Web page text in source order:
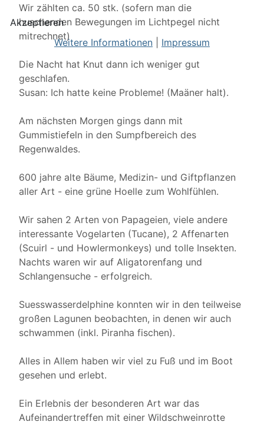
Wir zählten ca. 50 stk. (sofern man die
huschenden Bewegungen im Lichtpegel nicht
mitrechnet)
Die Nacht hat Knut dann ich weniger gut
geschlafen.
Susan: Ich hatte keine Probleme! (Maäner halt).
Am nächsten Morgen gings dann mit
Gummistiefeln in den Sumpfbereich des
Regenwaldes.
600 jahre alte Bäume, Medizin- und Giftpflanzen
aller Art - eine grüne Hoelle zum Wohlfühlen.
Wir sahen 2 Arten von Papageien, viele andere
interessante Vogelarten (Tucane), 2 Affenarten
(Scuirl - und Howlermonkeys) und tolle Insekten.
Nachts waren wir auf Aligatorenfang und
Schlangensuche - erfolgreich.
Suesswasserdelphine konnten wir in den teilweise
großen Lagunen beobachten, in denen wir auch
schwammen (inkl. Piranha fischen).
Alles in Allem haben wir viel zu Fuß und im Boot
gesehen und erlebt.
Ein Erlebnis der besonderen Art war das
Aufeinandertreffen mit einer Wildschweinrotte
Akzeptieren
Weitere Informationen
Impressum